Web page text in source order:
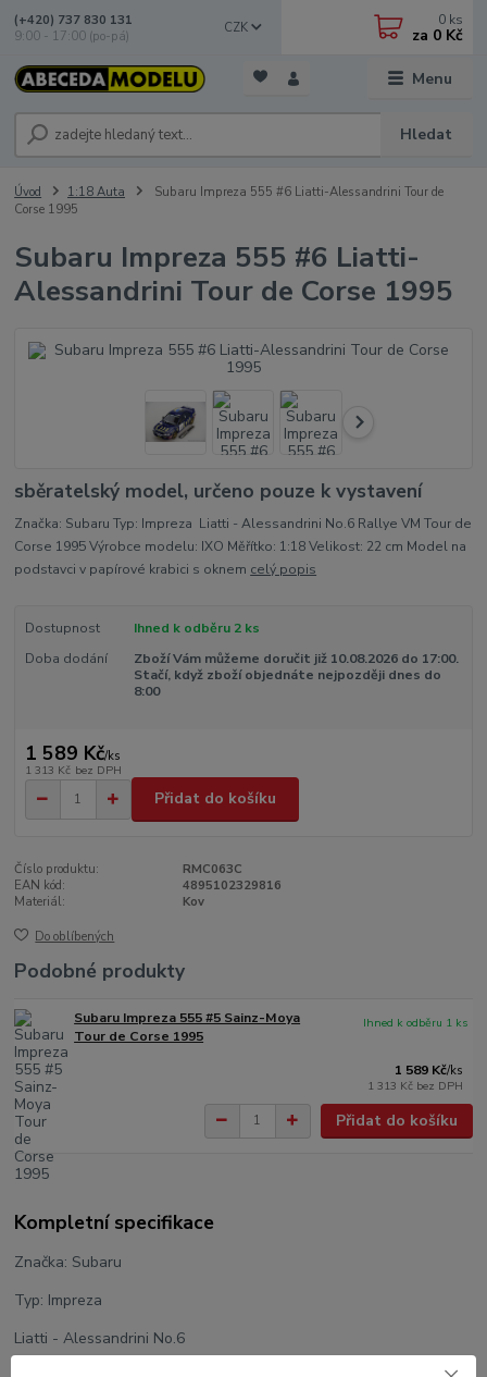
Menu
CZK
Hledat
(+420) 737 830 131
9:00 - 17:00 (po-pá)
0 ks
za 0 Kč
Úvod 1:18 Auta
Subaru Impreza 555 #6 Liatti-Alessandrini Tour de
Corse 1995
Subaru Impreza 555 #6 Liatti-
Alessandrini Tour de Corse 1995
sběratelský model, určeno pouze k vystavení
Značka: Subaru Typ: Impreza Liatti - Alessandrini No.6 Rallye VM Tour de
Corse 1995 Výrobce modelu: IXO Měřítko: 1:18 Velikost: 22 cm Model na
podstavci v papírové krabici s oknem celý popis
Dostupnost
Ihned k odběru 2 ks
Doba dodání
Zboží Vám můžeme doručit již 10.08.2026 do 17:00.
Stačí, když zboží objednáte nejpozději dnes do
8:00
1 589 Kč/ks
1 313 Kč bez DPH
Přidat do košíku
Číslo produktu:
RMC063C
EAN kód:
4895102329816
Materiál:
Kov
Do oblíbených
Podobné produkty
Subaru Impreza 555 #5 Sainz-Moya
Tour de Corse 1995
1 589 Kč/ks
1 313 Kč bez DPH
Ihned k odběru 1 ks
Přidat do košíku
Kompletní specifikace
Značka: Subaru
Typ: Impreza
Liatti - Alessandrini No.6